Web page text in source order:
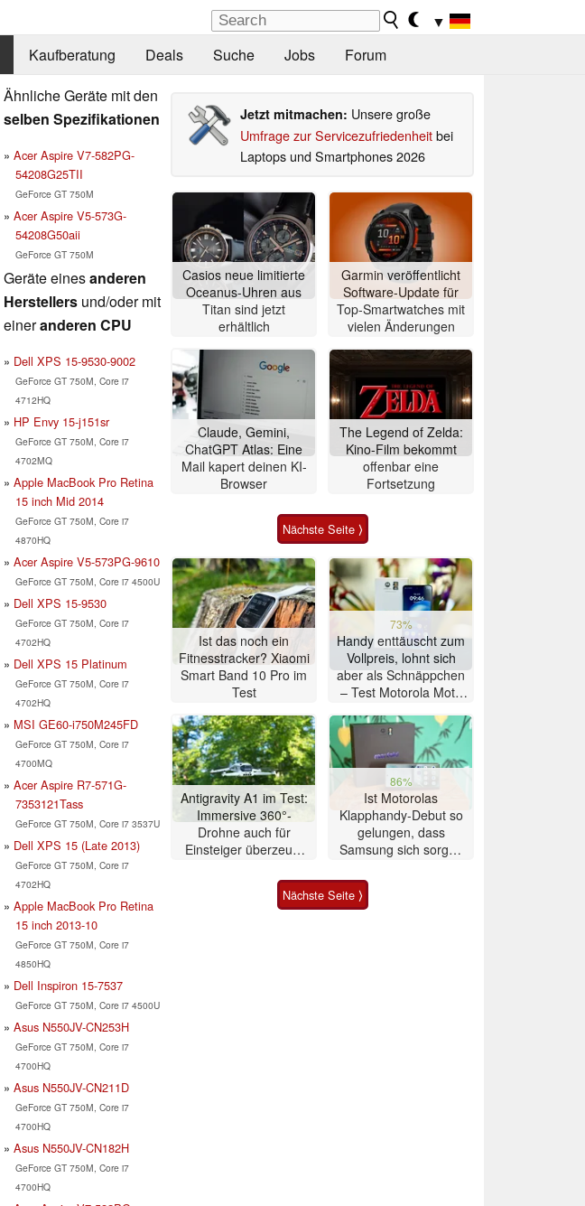
▼
Kaufberatung Deals Suche Jobs Forum
Ähnliche Geräte mit den
selben Spezifikationen
Acer Aspire V7-582PG-
54208G25TII
GeForce GT 750M
Acer Aspire V5-573G-
54208G50aii
GeForce GT 750M
Geräte einesanderen
Herstellers und/oder mit
eineranderen CPU
Dell XPS 15-9530-9002
GeForce GT 750M, Core i7
4712HQ
HP Envy 15-j151sr
GeForce GT 750M, Core i7
4702MQ
Apple MacBook Pro Retina
15 inch Mid 2014
GeForce GT 750M, Core i7
4870HQ
Acer Aspire V5-573PG-9610
GeForce GT 750M, Core i7 4500U
Dell XPS 15-9530
GeForce GT 750M, Core i7
4702HQ
Dell XPS 15 Platinum
GeForce GT 750M, Core i7
4702HQ
MSI GE60-i750M245FD
GeForce GT 750M, Core i7
4700MQ
Acer Aspire R7-571G-
7353121Tass
GeForce GT 750M, Core i7 3537U
Dell XPS 15 (Late 2013)
GeForce GT 750M, Core i7
4702HQ
Apple MacBook Pro Retina
15 inch 2013-10
GeForce GT 750M, Core i7
4850HQ
Dell Inspiron 15-7537
GeForce GT 750M, Core i7 4500U
Asus N550JV-CN253H
GeForce GT 750M, Core i7
4700HQ
Asus N550JV-CN211D
GeForce GT 750M, Core i7
4700HQ
Asus N550JV-CN182H
GeForce GT 750M, Core i7
4700HQ
Jetzt mitmachen: Unsere große
Umfrage zur Servicezufriedenheitbei
Laptops und Smartphones 2026
Casios neue limitierte
Oceanus-Uhren aus
Titan sind jetzt
erhältlich
Garmin veröffentlicht
Software-Update für
Top-Smartwatches mit
vielen Änderungen
Claude, Gemini,
ChatGPT Atlas: Eine
Mail kapert deinen KI-
Browser
The Legend of Zelda:
Kino-Film bekommt
offenbar eine
Fortsetzung
Nächste Seite ⟩
Ist das noch ein
Fitnesstracker? Xiaomi
Smart Band 10 Pro im
Test
73%
Handy enttäuscht zum
Vollpreis, lohnt sich
aber als Schnäppchen
– Test Motorola Moto
Antigravity A1 im Test:
Immersive 360°-
Drohne auch für
Einsteiger überzeugt
86%
Ist Motorolas
Klapphandy-Debut so
gelungen, dass
Samsung sich sorgen
Smartphone im Test
Nächste Seite ⟩